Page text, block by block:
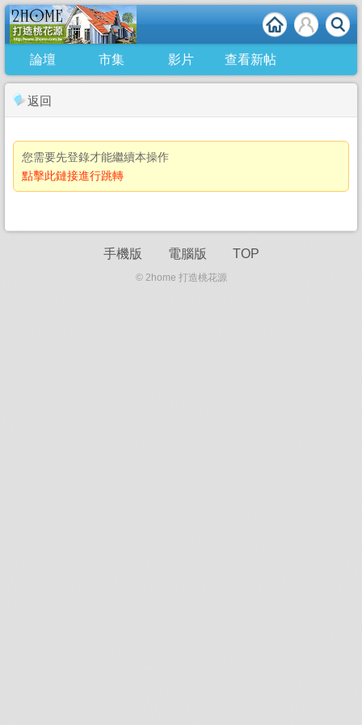
論壇 市集 影片 查看新帖
返回
您需要先登錄才能繼續本操作
點擊此鏈接進行跳轉
手機版 電腦版 TOP
© 2home 打造桃花源